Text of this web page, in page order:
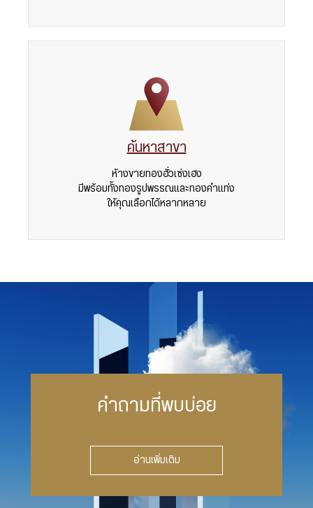
ค้นหาสาขา
ห้างขายทองฮั่วเซ่งเฮง
มีพร้อมทั้งทองรูปพรรณและทองคำแท่ง
ให้คุณเลือกได้หลากหลาย
คำถามที่พบบ่อย
อ่านเพิ่มเติม